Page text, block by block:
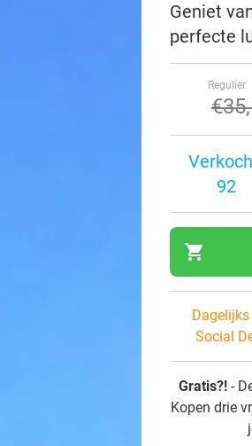
Geniet
perfecte
Regulier
€35
92
shopping_cart
Social
Gratis?! -
Kopen drie